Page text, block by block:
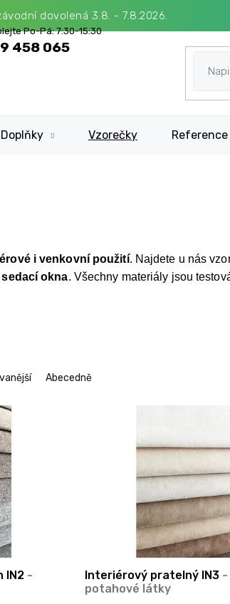
458 065
dovolená 3.8. - 7.8.2026.
Doplňky Vzorečky Reference
i venkovní použití. Najdete u nás
okna. Všechny materiály jsou
Abecedně
IN2 -
Interiérový pratelný IN3 -
potahové látky